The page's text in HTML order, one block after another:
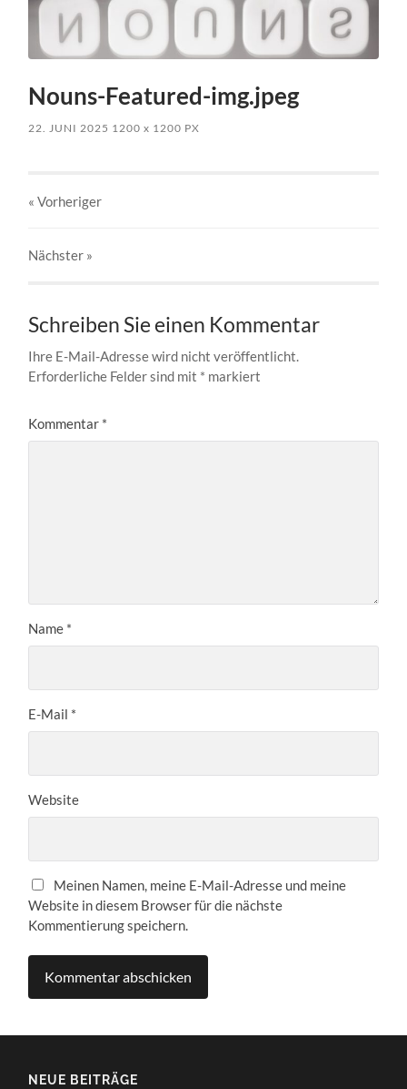
Nouns-Featured-img.jpeg
22. JUNI 2025 1200x 1200 PX
« Vorheriger
Nächster »
Schreiben Sie einen Kommentar
Ihre E-Mail-Adresse wird nicht veröffentlicht.
Erforderliche Felder sind mit * markiert
Kommentar *
Name *
E-Mail *
Website
Meinen Namen, meine E-Mail-Adresse und meine
Website in diesem Browser für die nächste
Kommentierung speichern.
NEUE BEITRÄGE